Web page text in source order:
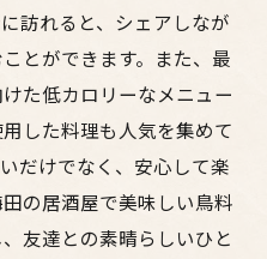
訪れると、シェアしなが
とができます。また、最
た低カロリーなメニュー
した料理も人気を集めて
だけでなく、安心して楽
の居酒屋で美味しい鳥料
友達との素晴らしいひと